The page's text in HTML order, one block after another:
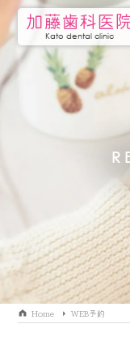
加藤歯科医
Kato dental clinic
Home WEB予約